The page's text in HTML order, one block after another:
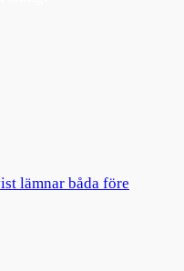
lämnar båda före